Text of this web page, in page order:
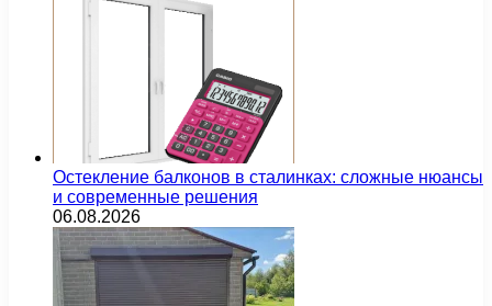
Остекление балконов в сталинках: сложные нюансы
и современные решения
06.08.2026